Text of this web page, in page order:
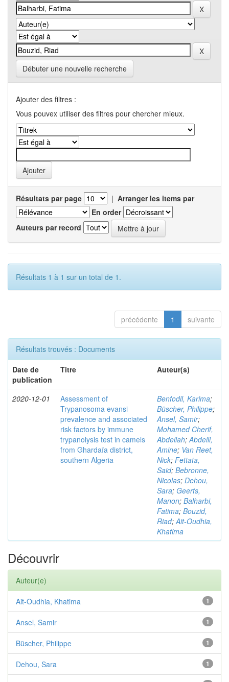
Débuter une nouvelle recherche
Ajouter des filtres :
Vous pouvex utiliser des filtres pour chercher mieux.
Résultats par page | Arranger les items par
En order
Auteurs par record
Résultats 1 à 1 sur un total de 1.
précédente 1 suivante
Résultats trouvés : Documents
Date de
publication
Titre Auteur(s)
2020-12-01
Assessment of
Trypanosoma evansi
prevalence and associated
risk factors by immune
trypanolysis test in camels
from Ghardaïa district,
southern Algeria
Benfodil, Karima;
Büscher, Philippe;
Ansel, Samir;
Mohamed Cherif,
Abdellah;Abdelli,
Amine; Van Reet,
Nick; Fettata,
Said; Bebronne,
Nicolas; Dehou,
Sara; Geerts,
Manon; Balharbi,
Fatima; Bouzid,
Riad;Ait-Oudhia,
Khatima
Découvrir
Auteur(e)
1
Ait-Oudhia, Khatima
1
Ansel, Samir
1
Büscher, Philippe
1
Dehou, Sara